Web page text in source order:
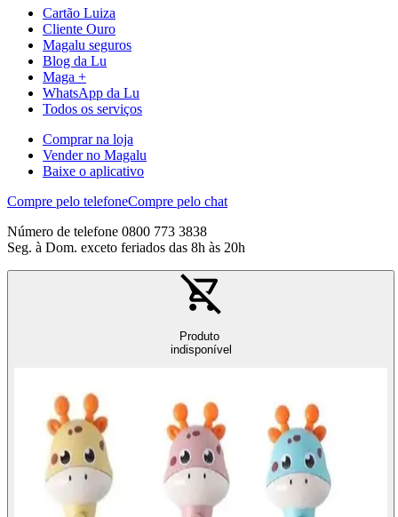
Cartão Luiza
Cliente Ouro
Magalu seguros
Blog da Lu
Maga +
WhatsApp da Lu
Todos os serviços
Comprar na loja
Vender no Magalu
Baixe o aplicativo
Compre pelo telefoneCompre pelo chat
Número de telefone 0800 773 3838
Seg. à Dom. exceto feriados das 8h às 20h
Produto
indisponível